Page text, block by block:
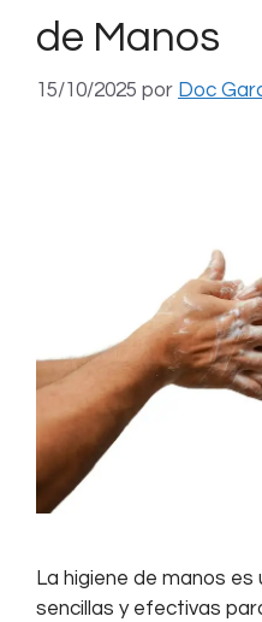
de Manos
15/10/2025 por Doc
La higiene de manos
sencillas y efectivas